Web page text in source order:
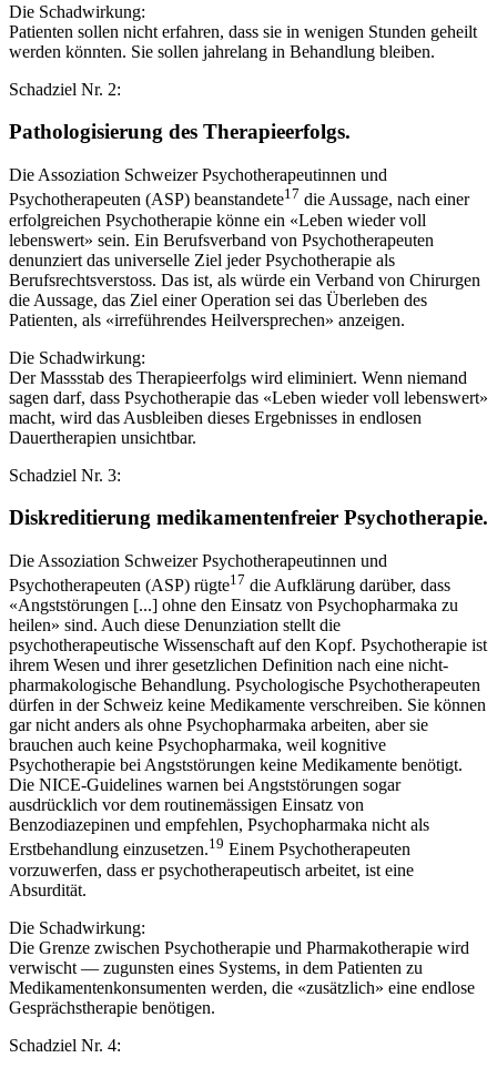
Die Schadwirkung:
Patienten sollen nicht erfahren, dass sie in wenigen Stunden geheilt
werden könnten. Sie sollen jahrelang in Behandlung bleiben.
Schadziel Nr. 2:
Pathologisierung des Therapieerfolgs.
Die Assoziation Schweizer Psychotherapeutinnen und
Psychotherapeuten (ASP) beanstandete17 die Aussage, nach einer
erfolgreichen Psychotherapie könne ein «Leben wieder voll
lebenswert» sein. Ein Berufsverband von Psychotherapeuten
denunziert das universelle Ziel jeder Psychotherapie als
Berufsrechtsverstoss. Das ist, als würde ein Verband von Chirurgen
die Aussage, das Ziel einer Operation sei das Überleben des
Patienten, als «irreführendes Heilversprechen» anzeigen.
Die Schadwirkung:
Der Massstab des Therapieerfolgs wird eliminiert. Wenn niemand
sagen darf, dass Psychotherapie das «Leben wieder voll lebenswert»
macht, wird das Ausbleiben dieses Ergebnisses in endlosen
Dauertherapien unsichtbar.
Schadziel Nr. 3:
Diskreditierung medikamentenfreier Psychotherapie.
Die Assoziation Schweizer Psychotherapeutinnen und
Psychotherapeuten (ASP) rügte17 die Aufklärung darüber, dass
«Angststörungen [...] ohne den Einsatz von Psychopharmaka zu
heilen» sind. Auch diese Denunziation stellt die
psychotherapeutische Wissenschaft auf den Kopf. Psychotherapie ist
ihrem Wesen und ihrer gesetzlichen Definition nach eine nicht-
pharmakologische Behandlung. Psychologische Psychotherapeuten
dürfen in der Schweiz keine Medikamente verschreiben. Sie können
gar nicht anders als ohne Psychopharmaka arbeiten, aber sie
brauchen auch keine Psychopharmaka, weil kognitive
Psychotherapie bei Angststörungen keine Medikamente benötigt.
Die NICE-Guidelines warnen bei Angststörungen sogar
ausdrücklich vor dem routinemässigen Einsatz von
Benzodiazepinen und empfehlen, Psychopharmaka nicht als
Erstbehandlung einzusetzen.19 Einem Psychotherapeuten
vorzuwerfen, dass er psychotherapeutisch arbeitet, ist eine
Absurdität.
Die Schadwirkung:
Die Grenze zwischen Psychotherapie und Pharmakotherapie wird
verwischt — zugunsten eines Systems, in dem Patienten zu
Medikamentenkonsumenten werden, die «zusätzlich» eine endlose
Gesprächstherapie benötigen.
Schadziel Nr. 4: